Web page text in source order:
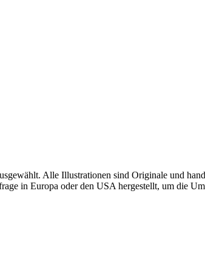
Alle Illustrationen sind Originale und
in Europa oder den USA hergestellt, um die